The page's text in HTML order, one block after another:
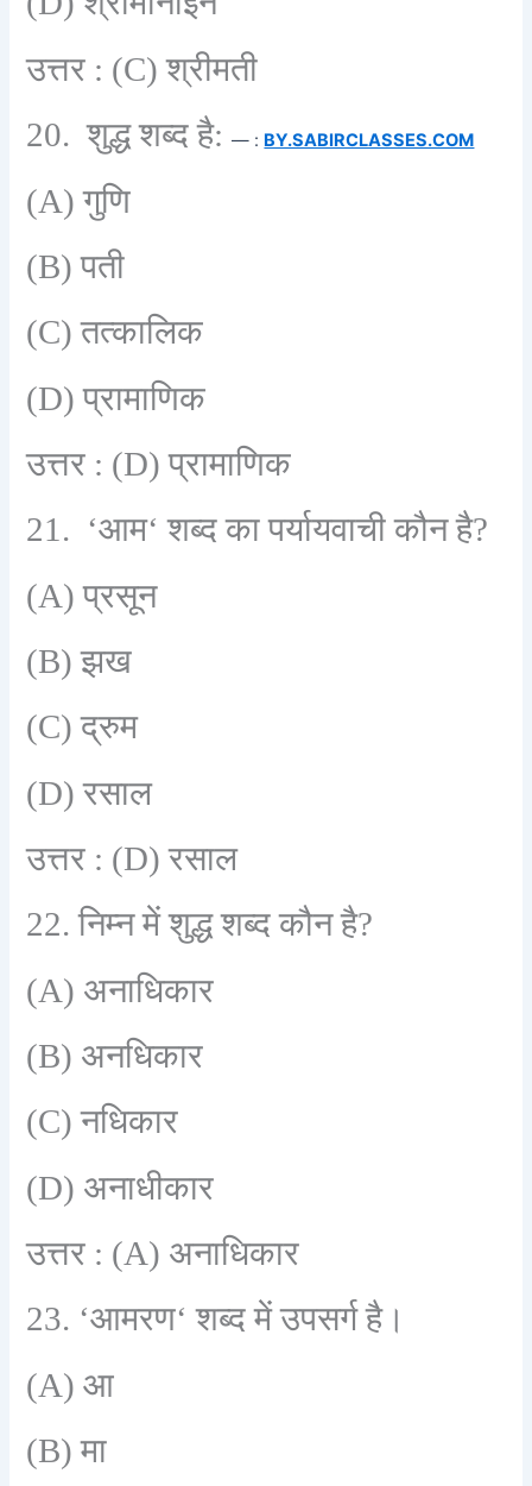
उत्तर : (C)श्रीमती
20.शुद्ध शब्द है:— : BY.SABIRCLASSES.COM
(A)गुणि
(B)पती
(C)तत्कालिक
(D)प्रामाणिक
उत्तर : (D)प्रामाणिक
21. ‘आम‘शब्द का पर्यायवाची कौन है?
(A)प्रसून
(B)झख
(C)द्रुम
(D)रसाल
उत्तर : (D)रसाल
22.निम्न में शुद्ध शब्द कौन है?
(A) अनाधिकार
(B) अनधिकार
(C)नधिकार
(D) अनाधीकार
उत्तर : (A) अनाधिकार
23. ‘आमरण‘शब्द में उपसर्ग है।
(A)आ
(B)मा